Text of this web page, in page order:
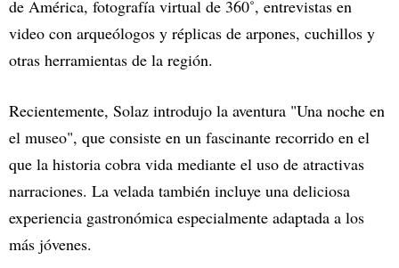
de América, fotografía virtual de 360˚, entrevistas en
video con arqueólogos y réplicas de arpones, cuchillos y
otras herramientas de la región.
Recientemente, Solaz introdujo la aventura "Una noche en
el museo", que consiste en un fascinante recorrido en el
que la historia cobra vida mediante el uso de atractivas
narraciones. La velada también incluye una deliciosa
experiencia gastronómica especialmente adaptada a los
más jóvenes.